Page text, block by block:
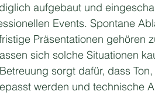
aufgebaut und
Events. Spontane
Präsentationen gehören
sich solche Situationen
sorgt dafür, dass
werden und technische